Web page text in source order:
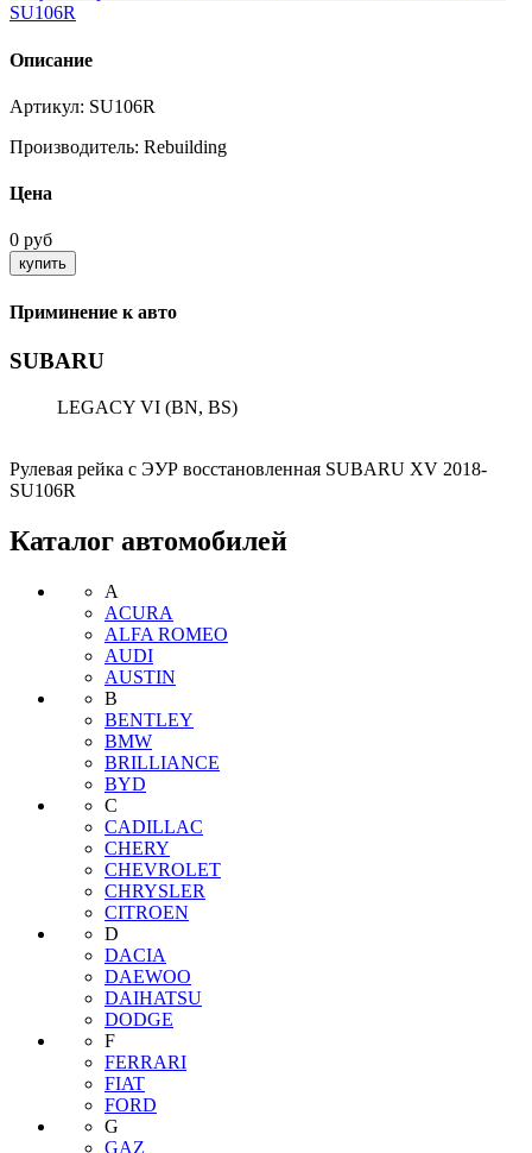
Описание
Артикул: SU106R
Производитель: Rebuilding
Цена
0 руб
Приминение к авто
SUBARU
LEGACY VI (BN, BS)
Рулевая рейка с ЭУР восстановленная SUBARU XV 2018-
SU106R
Каталог автомобилей
A
ACURA
ALFA ROMEO
AUDI
AUSTIN
B
BENTLEY
BMW
BRILLIANCE
BYD
C
CADILLAC
CHERY
CHEVROLET
CHRYSLER
CITROEN
D
DACIA
DAEWOO
DAIHATSU
DODGE
F
FERRARI
FIAT
FORD
G
GAZ